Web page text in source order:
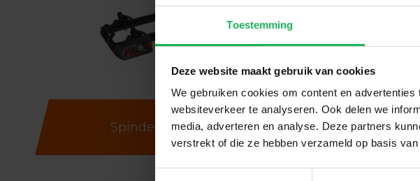
Toestemming
Deze website maakt gebruik van cookies
We gebruiken cookies om content en
websiteverkeer te analyseren. Ook delen we
media, adverteren en analyse. Deze partners
verstrekt of die ze hebben verzameld op basis
Spinder Bike carriers